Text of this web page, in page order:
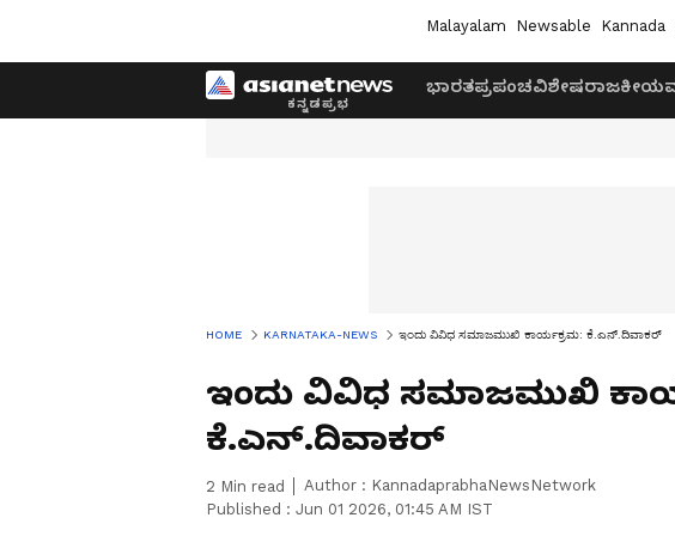
Malayalam Newsable Kannada
ಭಾರತಪ್ರಪಂಚವಿಶೇಷರಾಜಕೀಯ
HOME KARNATAKA-NEWS ಇಂದು ವಿವಿಧ ಸಮಾಜಮುಖಿ ಕಾರ್ಯಕ್ರಮ: ಕೆ.ಎನ್.ದಿವಾಕರ್
ಇಂದು ವಿವಿಧ ಸಮಾಜಮುಖಿ
ಕೆ.ಎನ್.ದಿವಾಕರ್
2 Min read Author : KannadaprabhaNewsNetwork
Published : Jun 01 2026, 01:45 AM IST